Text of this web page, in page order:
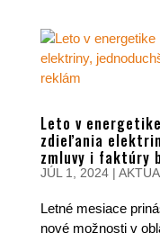
Leto v
zdieľania
zmluvy i faktúry
JÚL 1, 2024|
Letné mesiace
nové možnosti v